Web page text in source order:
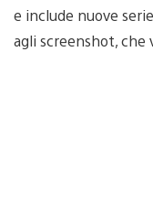
e include nuove
agli screenshot, che